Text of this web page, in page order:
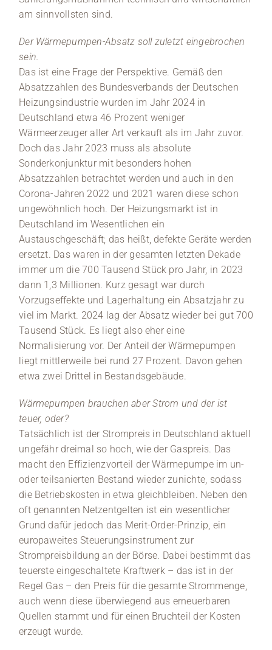
am sinnvollsten sind.
Der Wärmepumpen-Absatz soll zuletzt eingebrochen
sein.
Das ist eine Frage der Perspektive. Gemäß den
Absatzzahlen des Bundesverbands der Deutschen
Heizungsindustrie wurden im Jahr 2024 in
Deutschland etwa 46 Prozent weniger
Wärmeerzeuger aller Art verkauft als im Jahr zuvor.
Doch das Jahr 2023 muss als absolute
Sonderkonjunktur mit besonders hohen
Absatzzahlen betrachtet werden und auch in den
Corona-Jahren 2022 und 2021 waren diese schon
ungewöhnlich hoch. Der Heizungsmarkt ist in
Deutschland im Wesentlichen ein
Austauschgeschäft; das heißt, defekte Geräte werden
ersetzt. Das waren in der gesamten letzten Dekade
immer um die 700 Tausend Stück pro Jahr, in 2023
dann 1,3 Millionen. Kurz gesagt war durch
Vorzugseffekte und Lagerhaltung ein Absatzjahr zu
viel im Markt. 2024 lag der Absatz wieder bei gut 700
Tausend Stück. Es liegt also eher eine
Normalisierung vor. Der Anteil der Wärmepumpen
liegt mittlerweile bei rund 27 Prozent. Davon gehen
etwa zwei Drittel in Bestandsgebäude.
Wärmepumpen brauchen aber Strom und der ist
teuer, oder?
Tatsächlich ist der Strompreis in Deutschland aktuell
ungefähr dreimal so hoch, wie der Gaspreis. Das
macht den Effizienzvorteil der Wärmepumpe im un-
oder teilsanierten Bestand wieder zunichte, sodass
die Betriebskosten in etwa gleichbleiben. Neben den
oft genannten Netzentgelten ist ein wesentlicher
Grund dafür jedoch das Merit-Order-Prinzip, ein
europaweites Steuerungsinstrument zur
Strompreisbildung an der Börse. Dabei bestimmt das
teuerste eingeschaltete Kraftwerk – das ist in der
Regel Gas – den Preis für die gesamte Strommenge,
auch wenn diese überwiegend aus erneuerbaren
Quellen stammt und für einen Bruchteil der Kosten
erzeugt wurde.